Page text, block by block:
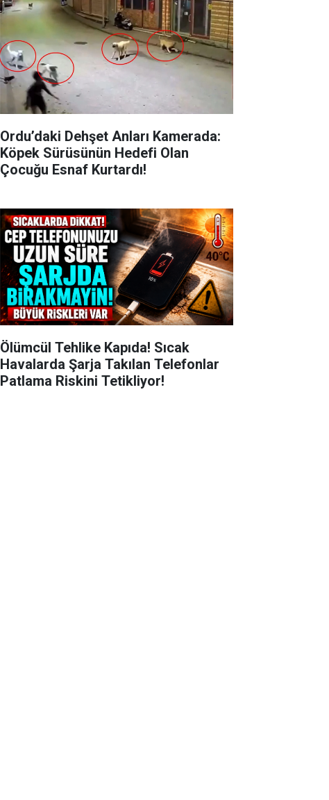
Ordu’daki Dehşet Anları Kamerada:
Köpek Sürüsünün Hedefi Olan
Çocuğu Esnaf Kurtardı!
Ölümcül Tehlike Kapıda! Sıcak
Havalarda Şarja Takılan Telefonlar
Patlama Riskini Tetikliyor!